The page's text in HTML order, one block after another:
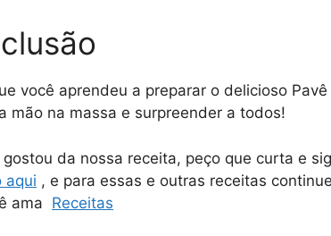
você aprendeu a preparar o delicioso
mão na massa e surpreender a todos!
gostou da nossa receita, peço que curta e
aqui , e para essas e outras receitas
ama Receitas